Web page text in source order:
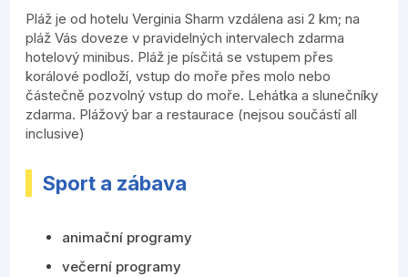
Pláž je od hotelu Verginia Sharm vzdálena asi 2 km; na
pláž Vás doveze v pravidelných intervalech zdarma
hotelový minibus. Pláž je písčitá se vstupem přes
korálové podloží, vstup do moře přes molo nebo
částečně pozvolný vstup do moře. Lehátka a slunečníky
zdarma. Plážový bar a restaurace (nejsou součástí all
inclusive)
Sport a zábava
animační programy
večerní programy